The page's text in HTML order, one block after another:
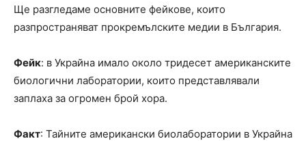
Ще разгледаме основните фейкове, които
разпространяват прокремълските медии в България.
Фейк: в Украйна имало около тридесет американските
биологични лаборатории, които представлявали
заплаха за огромен брой хора.
Факт: Тайните американски биолаборатории в Украйна